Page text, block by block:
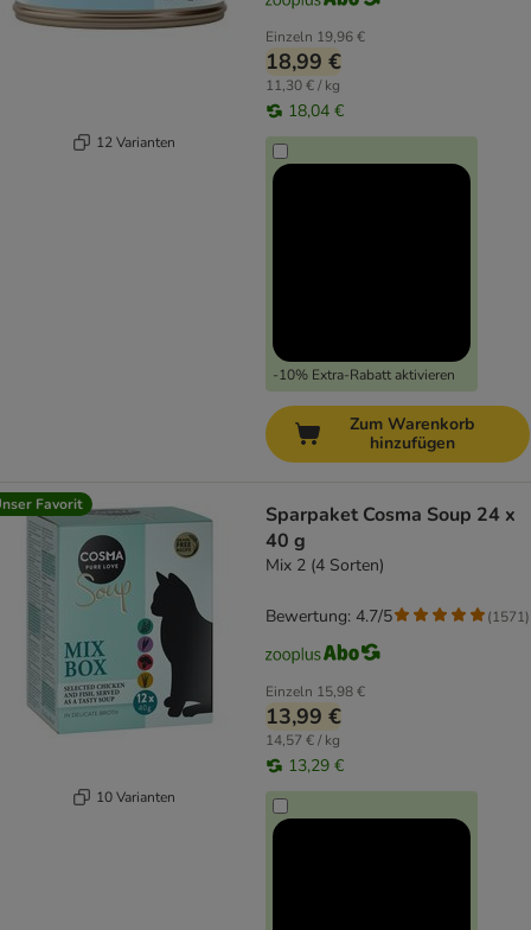
12 Varianten
Einzeln 19,96 €
18,99 €
11,30 € / kg
18,04 €
-10% Extra-Rabatt aktivieren
Zum Warenkorb
hinzufügen
Favorit
10 Varianten
Sparpaket Cosma Soup 24 x
40 g
Mix 2 (4 Sorten)
Einzeln 15,98 €
13,99 €
14,57 € / kg
13,29 €
Bewertung: 4.7/5 (1571)